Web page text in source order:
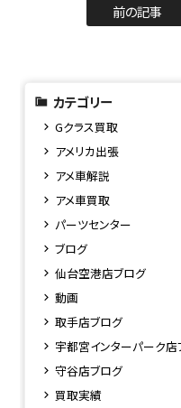
前の記事
カテゴリー
Gクラス買取
アメリカ出張
アメ車解説
アメ車買取
パーツセンター
ブログ
仙台空港店ブログ
動画
取手店ブログ
宇都宮インターパーク店
守谷店ブログ
買取実績